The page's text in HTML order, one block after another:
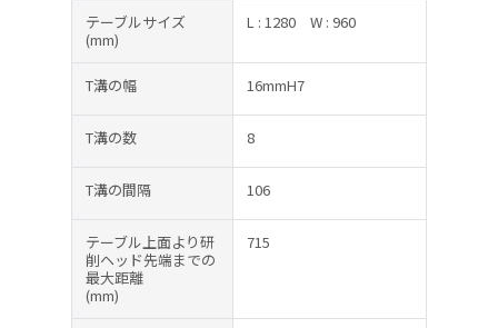
テーブルサイズ
(mm)
L : 1280 W : 960
T溝の幅 16mmH7
T溝の数 8
T溝の間隔 106
テーブル上面より研
削ヘッド先端までの
最大距離
(mm)
715